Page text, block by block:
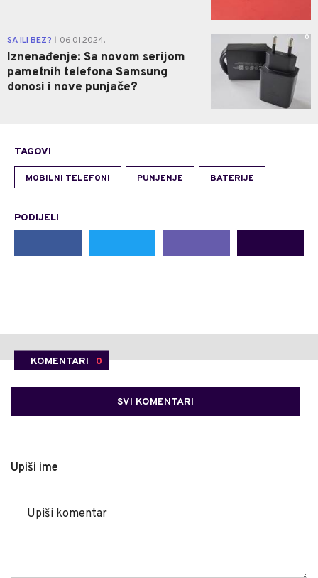
SA ILI BEZ? 06.01.2024.
Iznenađenje: Sa novom serijom
pametnih telefona Samsung
donosi i nove punjače?
0
TAGOVI
MOBILNI TELEFONI PUNJENJE BATERIJE
PODIJELI
KOMENTARI 0
SVI KOMENTARI
Upiši ime